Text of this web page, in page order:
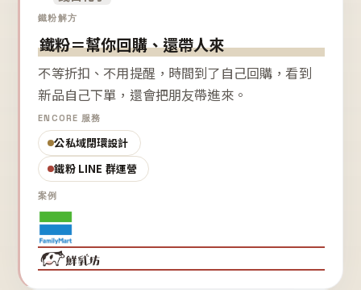
鐵粉解方
鐵粉＝幫你回購、還帶人來
不等折扣、不用提醒，時間到了自己回購，看到
新品自己下單，還會把朋友帶進來。
ENCORE 服務
公私域閉環設計
鐵粉 LINE 群運營
案例